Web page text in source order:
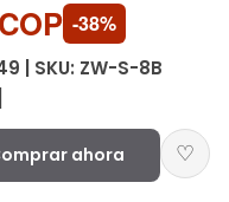
-38%
| SKU: ZW-S-8B
ahora ♡